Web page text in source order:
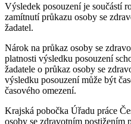
Výsledek posouzení je součástí
zamítnutí průkazu osoby se
žadatel.
Nárok na průkaz osoby se
platnosti výsledku posouzení
žadatele o průkaz osoby se
výsledku posouzení může být
časového omezení.
Krajská pobočka Úřadu práce
osoby se zdravotním postižením